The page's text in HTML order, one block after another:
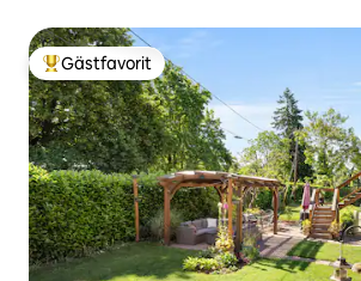
Populär gästfavorit
Gästfavorit